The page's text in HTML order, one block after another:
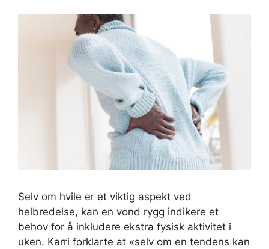
Selv om hvile er et viktig aspekt ved
helbredelse, kan en vond rygg indikere et
behov for å inkludere ekstra fysisk aktivitet i
uken. Karri forklarte at «selv om en tendens kan